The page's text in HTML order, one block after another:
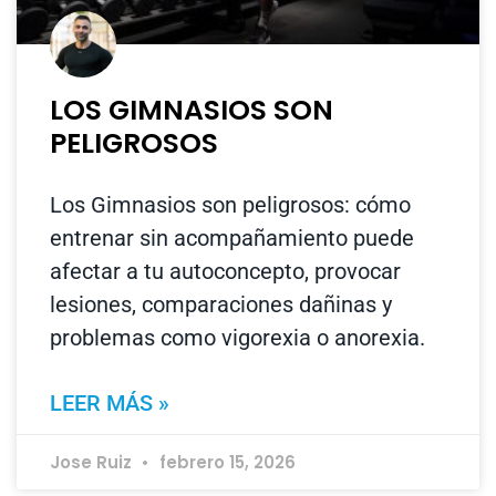
LOS GIMNASIOS SON
PELIGROSOS
Los Gimnasios son peligrosos: cómo
entrenar sin acompañamiento puede
afectar a tu autoconcepto, provocar
lesiones, comparaciones dañinas y
problemas como vigorexia o anorexia.
LEER MÁS »
Jose Ruiz febrero 15, 2026